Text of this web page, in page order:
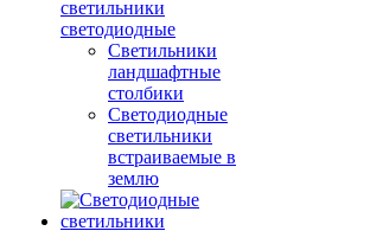
светильники
светодиодные
Светильники
ландшафтные
столбики
Светодиодные
светильники
встраиваемые в
землю